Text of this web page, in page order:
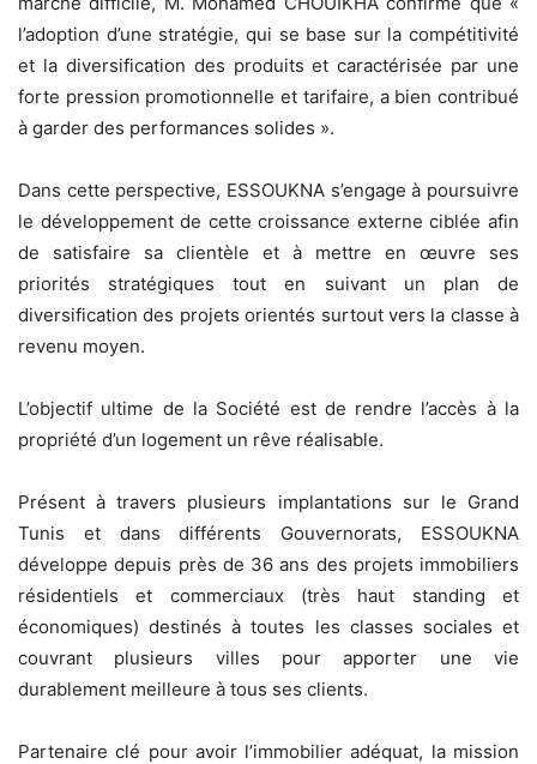
l’adoption d’une stratégie, qui se base sur la compétitivité
et la diversification des produits et caractérisée par une
forte pression promotionnelle et tarifaire, a bien contribué
à garder des performances solides ».
Dans cette perspective, ESSOUKNA s’engage à poursuivre
le développement de cette croissance externe ciblée afin
de satisfaire sa clientèle et à mettre en œuvre ses
priorités stratégiques tout en suivant un plan de
diversification des projets orientés surtout vers la classe à
revenu moyen.
L’objectif ultime de la Société est de rendre l’accès à la
propriété d’un logement un rêve réalisable.
Présent à travers plusieurs implantations sur le Grand
Tunis et dans différents Gouvernorats, ESSOUKNA
développe depuis près de 36 ans des projets immobiliers
résidentiels et commerciaux (très haut standing et
économiques) destinés à toutes les classes sociales et
couvrant plusieurs villes pour apporter une vie
durablement meilleure à tous ses clients.
Partenaire clé pour avoir l’immobilier adéquat, la mission